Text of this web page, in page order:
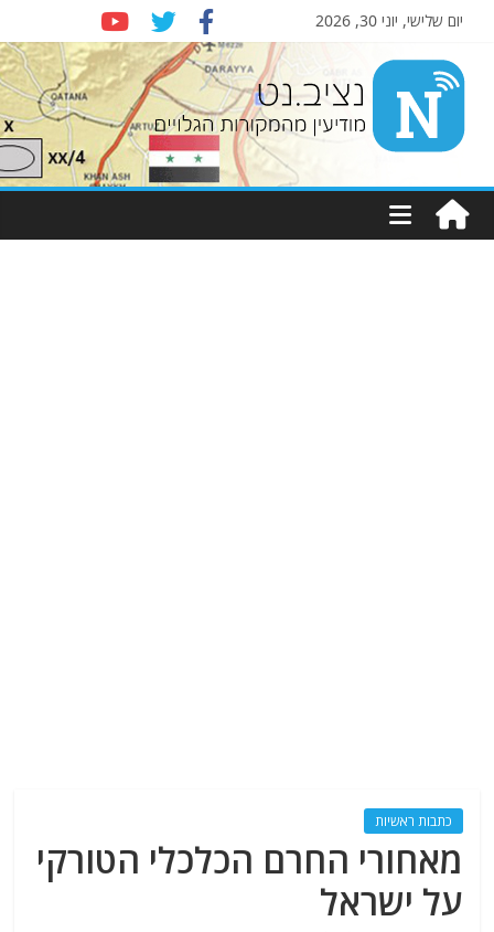
יום שלישי, יוני 30, 2026
Nziv.net
מודיעין
מהמקורות
כתבות ראשיות
מאחורי החרם הכלכלי הטורקי
על ישראל